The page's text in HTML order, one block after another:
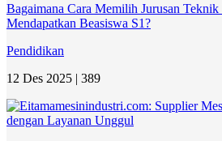
Bagaimana Cara Memilih Jurusan
Mendapatkan Beasiswa S1?
Pendidikan
12 Des 2025 | 389